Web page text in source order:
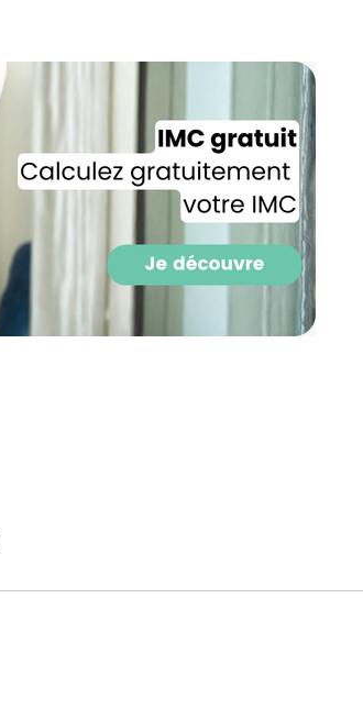
Je reçois mon cadeau !
Votre adresse email sera utilisée par Digital Prisma
envoyer votre newsletter contenant des offres
personnalisées. Vous pourrez vous désinscrire en
désabonnement intégré dans la newsletter. Pour en
exercer vos droits, prenez connaissance de notre